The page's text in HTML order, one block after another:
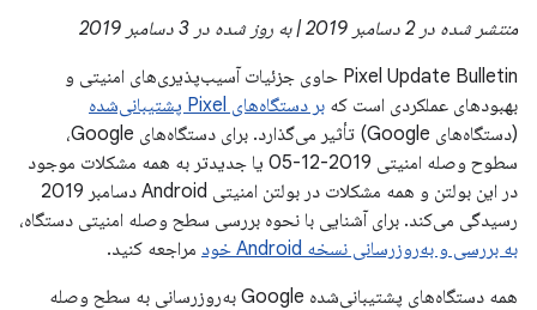
منتشر شده در 2 دسامبر 2019 | به روز شده در 3 دسامبر 2019
Pixel Update Bulletin حاوی جزئیات آسیب‌پذیری‌های امنیتی و
بهبودهای عملکردی است که بر دستگاه‌های Pixel پشتیبانی‌شده
(دستگاه‌های Google) تأثیر می‌گذارد. برای دستگاه‌های Google،
سطوح وصله امنیتی 2019-12-05 یا جدیدتر به همه مشکلات موجود
در این بولتن و همه مشکلات در بولتن امنیتی Android دسامبر 2019
رسیدگی می‌کند. برای آشنایی با نحوه بررسی سطح وصله امنیتی دستگاه،
به بررسی و به‌روزرسانی نسخه Android خود
مراجعه کنید.
همه دستگاه‌های پشتیبانی‌شده Google به‌روزرسانی به سطح وصله